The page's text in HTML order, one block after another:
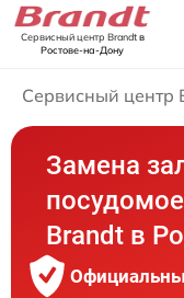
Сервисный центр Brandtв
Ростове-на-Дону
Сервисный центр
Замена
Brandt в